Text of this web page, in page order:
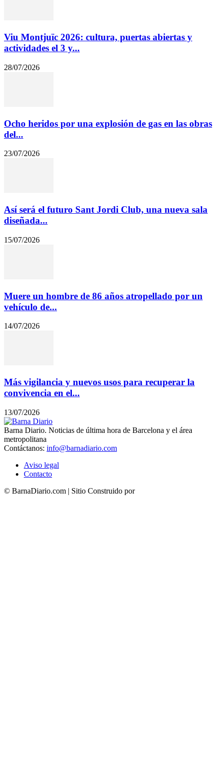
Viu Montjuïc 2026: cultura, puertas abiertas y
actividades el 3 y...
28/07/2026
Ocho heridos por una explosión de gas en las obras
del...
23/07/2026
Así será el futuro Sant Jordi Club, una nueva sala
diseñada...
15/07/2026
Muere un hombre de 86 años atropellado por un
vehículo de...
14/07/2026
Más vigilancia y nuevos usos para recuperar la
convivencia en el...
13/07/2026
Barna Diario. Noticias de última hora de Barcelona y el área
metropolitana
Contáctanos: info@barnadiario.com
Aviso legal
Contacto
© BarnaDiario.com | Sitio Construido por